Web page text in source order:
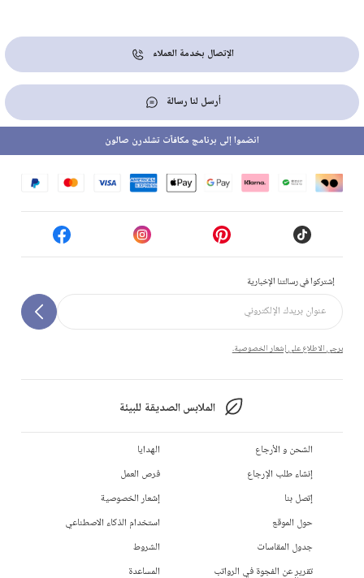
الإتصال بخدمة العملاء
أرسل لنا رسالة
إشتركوا في رسالتنا الإخبارية
يرجى الاطلاع على إشعار الخصوصية.
الملابس الصديقة للبيئة
انضموا إلى برنامج مكافآت تشلدرن صالون
الشحن و الأرجاع
إنشاء طلب الإرجاع
إتصل بنا
حول الموقع
جدول المقاسات
تقرير عن الفجوة في الرواتب
الهدايا
فرص العمل
إشعار الخصوصية
استخدام الذكاء الاصطناعي
الشروط
المساعدة